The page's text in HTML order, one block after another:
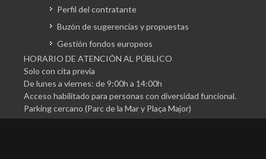
Perfil del contratante
Buzón de sugerencias y propuestas
Gestión fondos europeos
HORARIO DE ATENCIÓN AL PÚBLICO
Solo con cita previa
De lunes a viernes: de 9:00h a 14:00h
Acceso habilitado para personas con diversidad funcional.
Parking cercano (Parc de la Mar y Plaça Major)